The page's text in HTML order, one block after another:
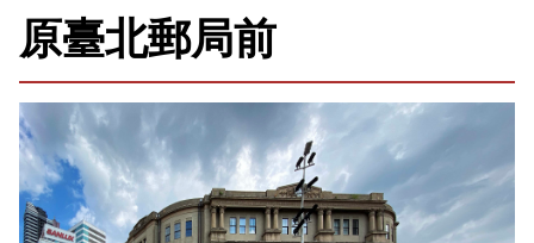
主題探索
背景知識
關於我們
意見信箱
原臺北郵局前